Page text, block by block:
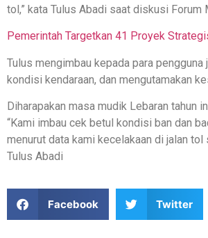
tol,” kata Tulus Abadi saat diskusi
Pemerintah Targetkan 41 Proyek
Tulus mengimbau kepada para
kondisi kendaraan, dan mengutamakan
Diharapakan masa mudik Lebaran tahun
“Kami imbau cek betul kondisi ban dan
menurut data kami kecelakaan di jalan
Tulus Abadi
Facebook Twitter